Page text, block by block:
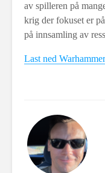
av spilleren på
krig der fokuset er
på innsamling av
Last ned